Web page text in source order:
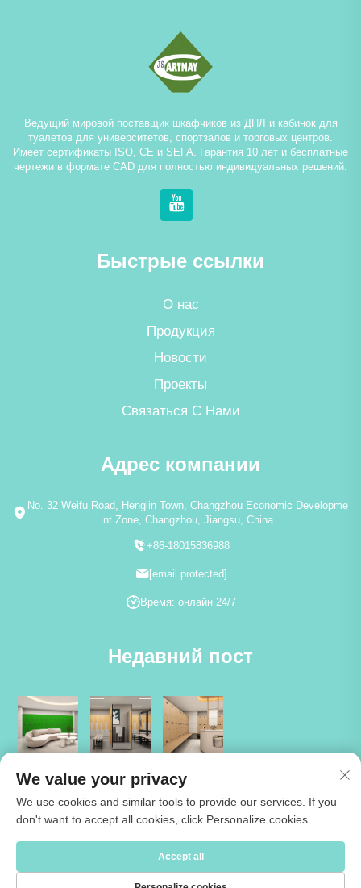
Ведущий мировой поставщик шкафчиков из ДПЛ и кабинок для
туалетов для университетов, спортзалов и торговых центров.
Имеет сертификаты ISO, CE и SEFA. Гарантия 10 лет и бесплатные
чертежи в формате CAD для полностью индивидуальных решений.
Быстрые ссылки
О нас
Продукция
Новости
Проекты
Связаться С Нами
Адрес компании
No. 32 Weifu Road, Henglin Town, Changzhou Economic Developme
nt Zone, Changzhou, Jiangsu, China
+86-18015836988
[email protected]
Время: онлайн 24/7
Недавний пост
Copyright © 2026 Jiangsu Cartmay Industrial Co.,Ltd. Все права
We value your privacy
We use cookies and similar tools to provide our services. If you
don't want to accept all cookies, click Personalize cookies.
Accept all